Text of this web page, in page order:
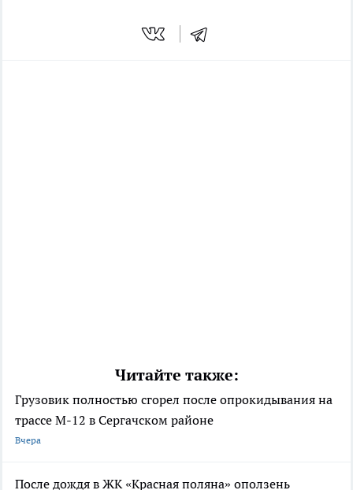
Читайте также:
Грузовик полностью сгорел после опрокидывания на
трассе М-12 в Сергачском районе
Вчера
После дождя в ЖК «Красная поляна» оползень